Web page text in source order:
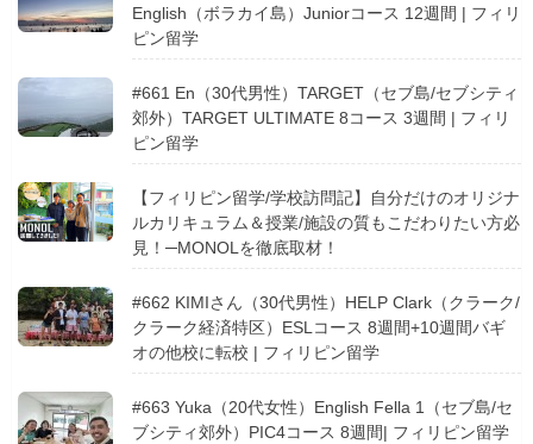
English（ボラカイ島）Juniorコース 12週間 | フィリ
ピン留学
#661 En（30代男性）TARGET（セブ島/セブシティ
郊外）TARGET ULTIMATE 8コース 3週間 | フィリ
ピン留学
【フィリピン留学/学校訪問記】自分だけのオリジナ
ルカリキュラム＆授業/施設の質もこだわりたい方必
見！─MONOLを徹底取材！
#662 KIMIさん（30代男性）HELP Clark（クラーク/
クラーク経済特区）ESLコース 8週間+10週間バギ
オの他校に転校 | フィリピン留学
#663 Yuka（20代女性）English Fella 1（セブ島/セ
ブシティ郊外）PIC4コース 8週間| フィリピン留学